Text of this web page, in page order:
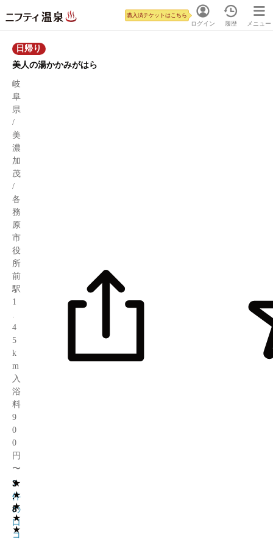
ログイン
購入済チケットはこちら
履歴 メニュー
日帰り
美人の湯かかみがはら
岐
阜
県
/
美
濃
加
茂
/
各
務
原
市
役
所
前
駅
1
4
5
k
m
入
浴
料
9
0
0
円
〜
★
★
★
★
★
3
.
8
7
件
の
口
コ